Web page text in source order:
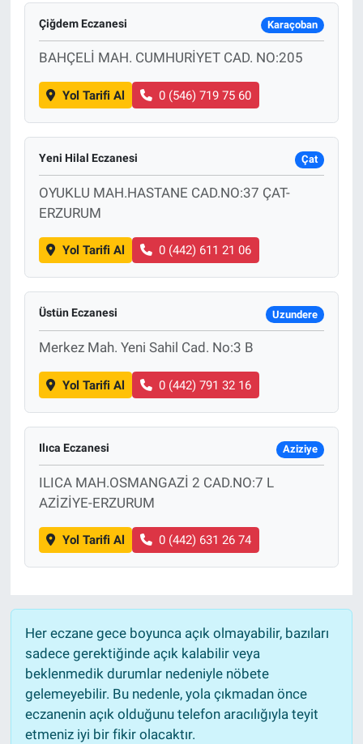
Çiğdem Eczanesi Karaçoban
BAHÇELİ MAH. CUMHURİYET CAD. NO:205
Yol Tarifi Al 0 (546) 719 75 60
Yeni Hilal Eczanesi Çat
OYUKLU MAH.HASTANE CAD.NO:37 ÇAT-
ERZURUM
Yol Tarifi Al 0 (442) 611 21 06
Üstün Eczanesi Uzundere
Merkez Mah. Yeni Sahil Cad. No:3 B
Yol Tarifi Al 0 (442) 791 32 16
Ilıca Eczanesi Aziziye
ILICA MAH.OSMANGAZİ 2 CAD.NO:7 L
AZİZİYE-ERZURUM
Yol Tarifi Al 0 (442) 631 26 74
Her eczane gece boyunca açık olmayabilir, bazıları
sadece gerektiğinde açık kalabilir veya
beklenmedik durumlar nedeniyle nöbete
gelemeyebilir. Bu nedenle, yola çıkmadan önce
eczanenin açık olduğunu telefon aracılığıyla teyit
etmeniz iyi bir fikir olacaktır.